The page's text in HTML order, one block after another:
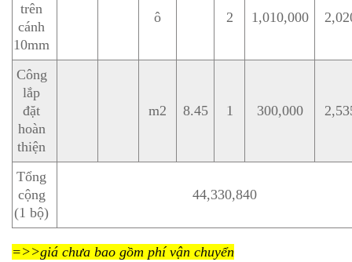
trên
cánh
10mm
ô 2 1,010,000
Công
lắp
đặt
hoàn
thiện
m2 8.45 1 300,000
Tổng
cộng
(1 bộ)
44,330,840
=>>giá chưa bao gồm phí vận chuyển